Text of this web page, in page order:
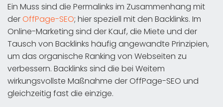
Ein Muss sind die Permalinks im Zusammenhang mit
derOffPage-SEO; hier speziell mit den Backlinks. Im
Online-Marketing sind der Kauf, die Miete und der
Tausch von Backlinks häufig angewandte Prinzipien,
um das organische Ranking von Webseiten zu
verbessern. Backlinks sind die bei Weitem
wirkungsvollste Maßnahme der OffPage-SEO und
gleichzeitig fast die einzige.